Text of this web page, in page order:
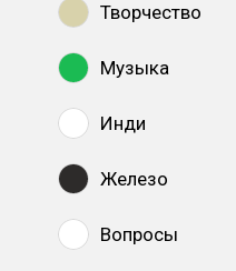
Творчество
Музыка
Инди
Железо
Вопросы